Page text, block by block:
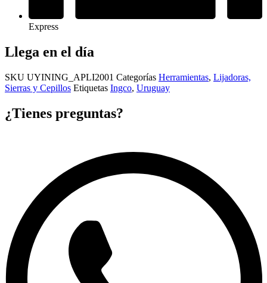
Express
Llega en el día
SKU UYINING_APLI2001 Categorías Herramientas, Lijadoras,
Sierras y Cepillos Etiquetas Ingco, Uruguay
¿Tienes preguntas?